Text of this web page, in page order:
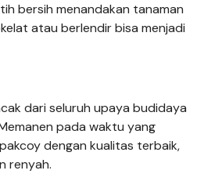
bersih menandakan tanaman
atau berlendir bisa menjadi
dari seluruh upaya budidaya
pada waktu yang
dengan kualitas terbaik,
renyah.